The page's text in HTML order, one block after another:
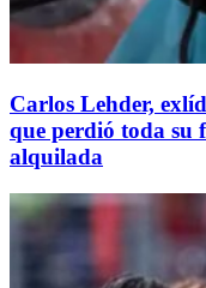
Carlos Lehder,
que perdió toda su
alquilada